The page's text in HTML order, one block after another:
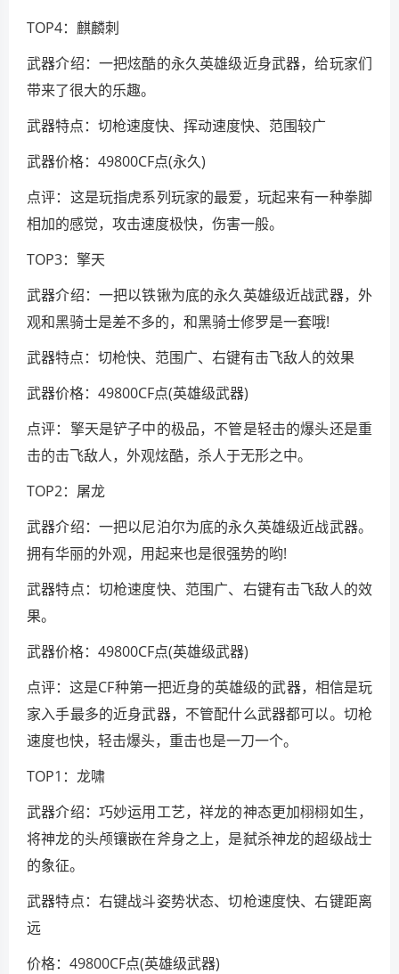
TOP4：麒麟刺
武器介绍：一把炫酷的永久英雄级近身武器，给玩家们
带来了很大的乐趣。
武器特点：切枪速度快、挥动速度快、范围较广
武器价格：49800CF点(永久)
点评：这是玩指虎系列玩家的最爱，玩起来有一种拳脚
相加的感觉，攻击速度极快，伤害一般。
TOP3：擎天
武器介绍：一把以铁锹为底的永久英雄级近战武器，外
观和黑骑士是差不多的，和黑骑士修罗是一套哦!
武器特点：切枪快、范围广、右键有击飞敌人的效果
武器价格：49800CF点(英雄级武器)
点评：擎天是铲子中的极品，不管是轻击的爆头还是重
击的击飞敌人，外观炫酷，杀人于无形之中。
TOP2：屠龙
武器介绍：一把以尼泊尔为底的永久英雄级近战武器。
拥有华丽的外观，用起来也是很强势的哟!
武器特点：切枪速度快、范围广、右键有击飞敌人的效
果。
武器价格：49800CF点(英雄级武器)
点评：这是CF种第一把近身的英雄级的武器，相信是玩
家入手最多的近身武器，不管配什么武器都可以。切枪
速度也快，轻击爆头，重击也是一刀一个。
TOP1：龙啸
武器介绍：巧妙运用工艺，祥龙的神态更加栩栩如生，
将神龙的头颅镶嵌在斧身之上，是弑杀神龙的超级战士
的象征。
武器特点：右键战斗姿势状态、切枪速度快、右键距离
远
价格：49800CF点(英雄级武器)